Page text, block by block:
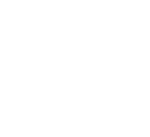
Интервью с